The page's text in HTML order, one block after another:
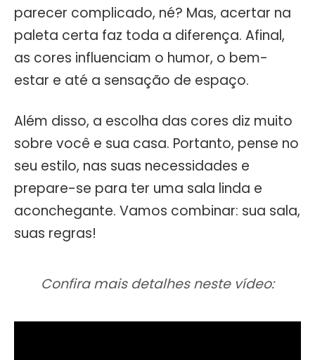
parecer complicado, né? Mas, acertar na
paleta certa faz toda a diferença. Afinal,
as cores influenciam o humor, o bem-
estar e até a sensação de espaço.
Além disso, a escolha das cores diz muito
sobre você e sua casa. Portanto, pense no
seu estilo, nas suas necessidades e
prepare-se para ter uma sala linda e
aconchegante. Vamos combinar: sua sala,
suas regras!
Confira mais detalhes neste vídeo: